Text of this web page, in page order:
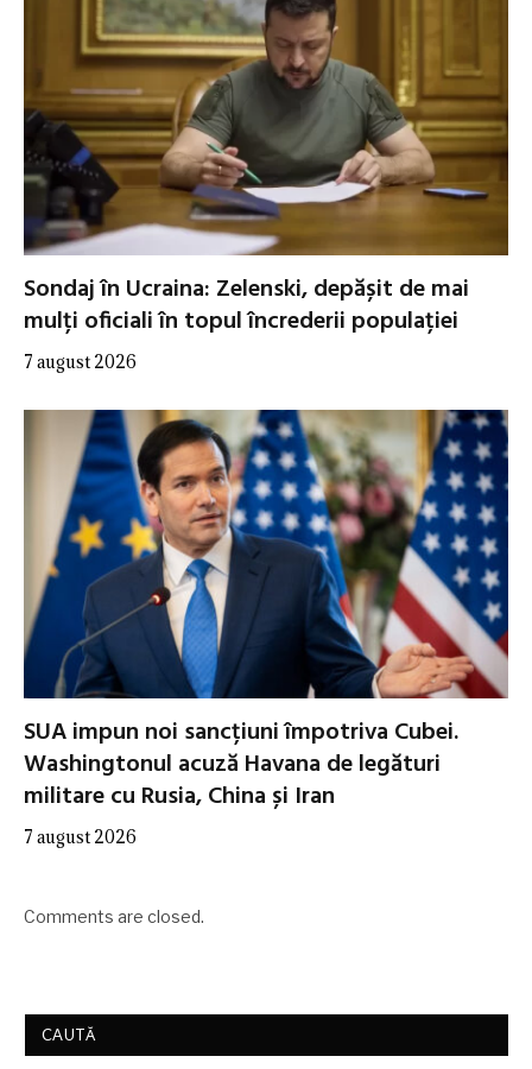
Sondaj în Ucraina: Zelenski, depășit de mai
mulți oficiali în topul încrederii populației
7 august 2026
SUA impun noi sancțiuni împotriva Cubei.
Washingtonul acuză Havana de legături
militare cu Rusia, China și Iran
7 august 2026
Comments are closed.
CAUTĂ